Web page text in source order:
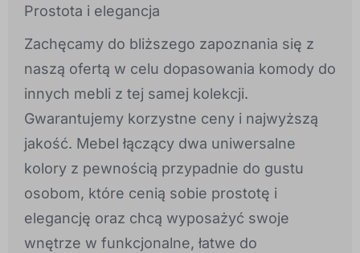
Prostota i elegancja
Zachęcamy do bliższego zapoznania się z
naszą ofertą w celu dopasowania komody do
innych mebli z tej samej kolekcji.
Gwarantujemy korzystne ceny i najwyższą
jakość. Mebel łączący dwa uniwersalne
kolory z pewnością przypadnie do gustu
osobom, które cenią sobie prostotę i
elegancję oraz chcą wyposażyć swoje
wnętrze w funkcjonalne, łatwe do